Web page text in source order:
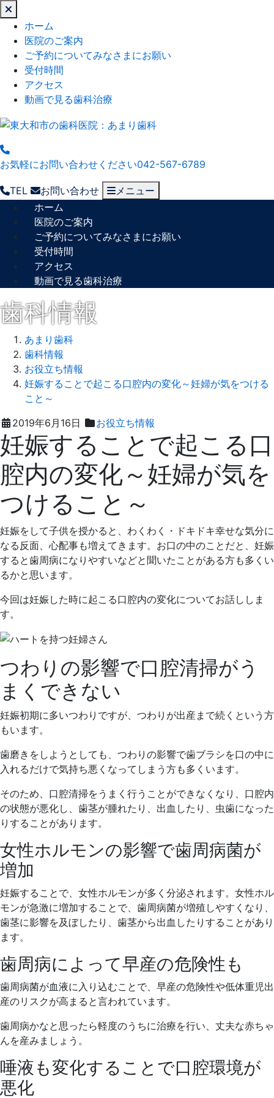
じ
る
ホーム
医院のご案内
ご予約についてみなさまにお願い
受付時間
アクセス
動画で見る歯科治療
お気軽にお問い合わせください042-567-6789
TEL お問い合わせ
メニュー
ホーム
医院のご案内
ご予約についてみなさまにお願い
受付時間
アクセス
動画で見る歯科治療
歯科情報
あまり歯科
歯科情報
お役立ち情報
妊娠することで起こる口腔内の変化～妊婦が気をつける
こと～
2019年6月16日
お役立ち情報
年
6
月
16
ま
り
歯
科
妊娠することで起こる口
腔内の変化～妊婦が気を
つけること～
妊娠をして子供を授かると、わくわく・ドキドキ幸せな気分に
なる反面、心配事も増えてきます。お口の中のことだと、妊娠
すると歯周病になりやすいなどと聞いたことがある方も多くい
るかと思います。
今回は妊娠した時に起こる口腔内の変化についてお話ししま
す。
つわりの影響で口腔清掃がう
まくできない
妊娠初期に多いつわりですが、つわりが出産まで続くという方
もいます。
歯磨きをしようとしても、つわりの影響で歯ブラシを口の中に
入れるだけで気持ち悪くなってしまう方も多くいます。
そのため、口腔清掃をうまく行うことができなくなり、口腔内
の状態が悪化し、歯茎が腫れたり、出血したり、虫歯になった
りすることがあります。
女性ホルモンの影響で歯周病菌が
増加
妊娠することで、女性ホルモンが多く分泌されます。女性ホル
モンが急激に増加することで、歯周病菌が増殖しやすくなり、
歯茎に影響を及ぼしたり、歯茎から出血したりすることがあり
ます。
歯周病によって早産の危険性も
歯周病菌が血液に入り込むことで、早産の危険性や低体重児出
産のリスクが高まると言われています。
歯周病かなと思ったら軽度のうちに治療を行い、丈夫な赤ちゃ
んを産みましょう。
唾液も変化することで口腔環境が
悪化